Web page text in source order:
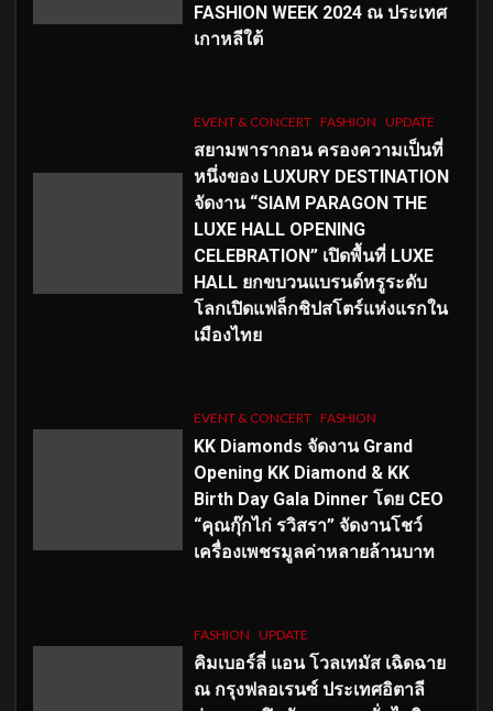
FASHION WEEK 2024 ณ ประเทศ
เกาหลีใต้
EVENT & CONCERT FASHION UPDATE
สยามพารากอน ครองความเป็นที่
หนึ่งของ LUXURY DESTINATION
จัดงาน “SIAM PARAGON THE
LUXE HALL OPENING
CELEBRATION” เปิดพื้นที่ LUXE
HALL ยกขบวนแบรนด์หรูระดับ
โลกเปิดแฟล็กชิปสโตร์แห่งแรกใน
เมืองไทย
EVENT & CONCERT FASHION
KK Diamonds จัดงาน Grand
Opening KK Diamond & KK
Birth Day Gala Dinner โดย CEO
“คุณกุ๊กไก่ รวิสรา” จัดงานโชว์
เครื่องเพชรมูลค่าหลายล้านบาท
FASHION UPDATE
คิมเบอร์ลี่ แอน โวลเทมัส เฉิดฉาย
ณ กรุงฟลอเรนซ์ ประเทศอิตาลี